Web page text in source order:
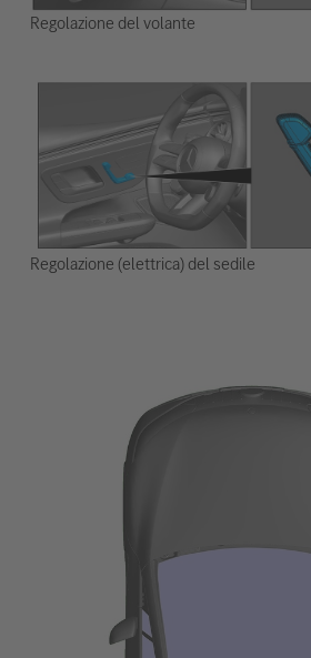
Regolazione del volante
Regolazione (elettrica) del sedile